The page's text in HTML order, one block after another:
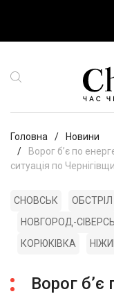
Головна
Новини
Ворог бʼє по
ситуація по
СНОВСЬК ОБСТРІЛ
НОВГОРОД-
КОРЮКІВКА
Ворог бʼє